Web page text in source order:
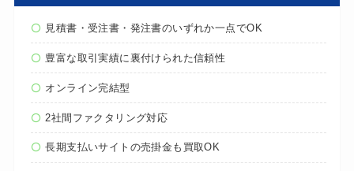
見積書・受注書・発注書のいずれか一点でOK
豊富な取引実績に裏付けられた信頼性
オンライン完結型
2社間ファクタリング対応
長期支払いサイトの売掛金も買取OK